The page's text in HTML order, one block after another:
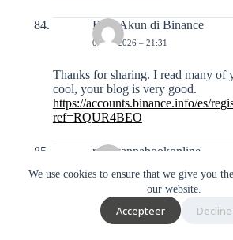
We use cookies to ensure that we give you
our website.
Accepteer Decline
Buat Akun di Binance
07-02-2026 – 21:31
Thanks for sharing. I read many of
cool, your blog is very good.
https://accounts.binance.info/es/
ref=RQUR4BEO
reddyannabookonline
08-02-2026 – 01:55
Okay, Reddy Anna book
into that, redyanabookonline might